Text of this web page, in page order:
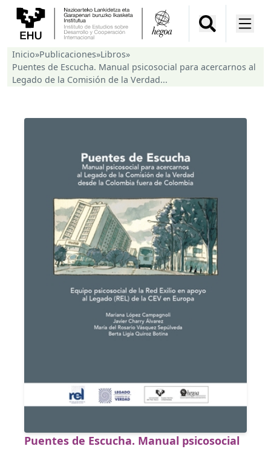
Inicio»Publicaciones»Libros»
Puentes de Escucha. Manual psicosocial para acercarnos al
Legado de la Comisión de la Verdad...
Puentes de Escucha. Manual psicosocial